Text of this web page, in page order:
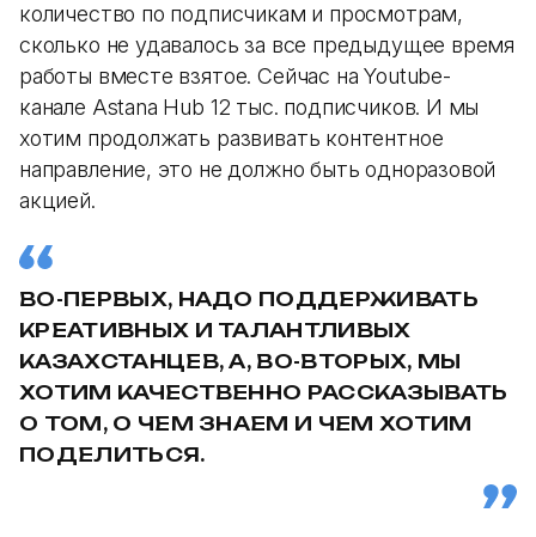
количество по подписчикам и просмотрам,
сколько не удавалось за все предыдущее время
работы вместе взятое. Сейчас на Youtube-
канале Astana Hub 12 тыс. подписчиков. И мы
хотим продолжать развивать контентное
направление, это не должно быть одноразовой
акцией.
ВО-ПЕРВЫХ, НАДО ПОДДЕРЖИВАТЬ
КРЕАТИВНЫХ И ТАЛАНТЛИВЫХ
КАЗАХСТАНЦЕВ, А, ВО-ВТОРЫХ, МЫ
ХОТИМ КАЧЕСТВЕННО РАССКАЗЫВАТЬ
О ТОМ, О ЧЕМ ЗНАЕМ И ЧЕМ ХОТИМ
ПОДЕЛИТЬСЯ.